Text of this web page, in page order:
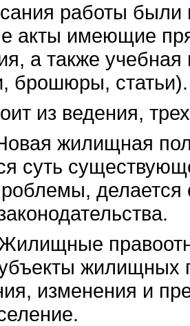
работы были
акты имеющие
а также
брошюры, статьи).
из ведения,
жилищная
суть
делается
жилищных
изменения и